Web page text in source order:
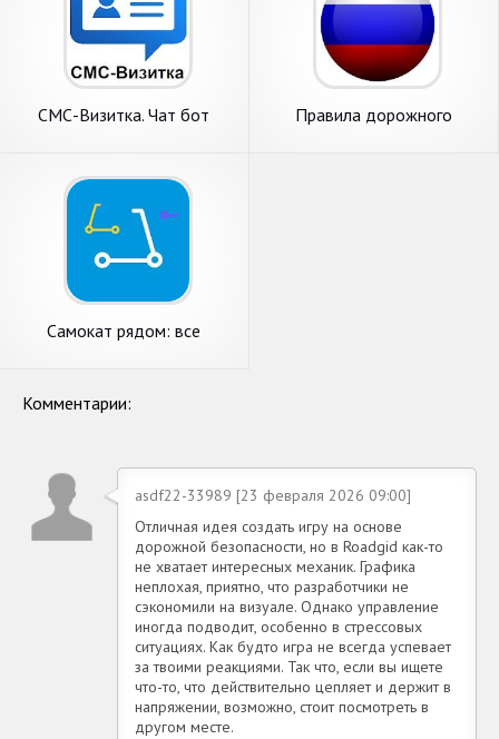
СМС-Визитка. Чат бот
Правила дорожного
Самокат рядом: все
Комментарии:
asdf22-33989 [23 февраля 2026 09:00]
Отличная идея создать игру на основе
дорожной безопасности, но в Roadgid как-то
не хватает интересных механик. Графика
неплохая, приятно, что разработчики не
сэкономили на визуале. Однако управление
иногда подводит, особенно в стрессовых
ситуациях. Как будто игра не всегда успевает
за твоими реакциями. Так что, если вы ищете
что-то, что действительно цепляет и держит в
напряжении, возможно, стоит посмотреть в
другом месте.